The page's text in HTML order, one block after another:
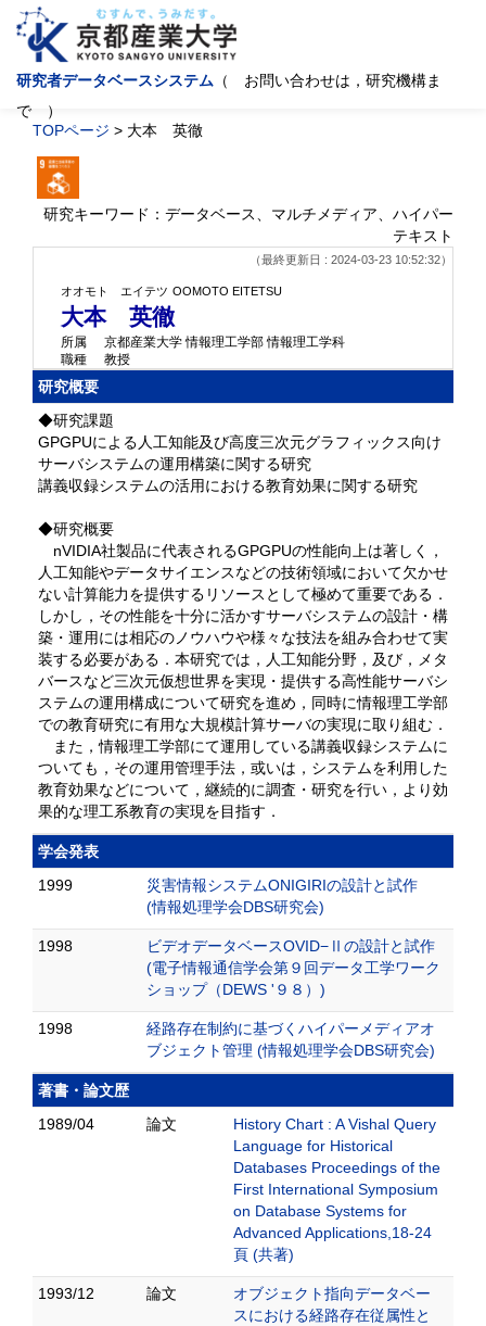
研究者データベースシステム （ お問い合わせは，研究機構ま
で ）
TOPページ > 大本 英徹
研究キーワード：データベース、マルチメディア、ハイパー
テキスト
（最終更新日 : 2024-03-23 10:52:32）
オオモト エイテツ OOMOTO EITETSU
大本 英徹
所属
京都産業大学 情報理工学部 情報理工学科
職種
教授
研究概要
◆研究課題
GPGPUによる人工知能及び高度三次元グラフィックス向け
サーバシステムの運用構築に関する研究
講義収録システムの活用における教育効果に関する研究
◆研究概要
nVIDIA社製品に代表されるGPGPUの性能向上は著しく，
人工知能やデータサイエンスなどの技術領域において欠かせ
ない計算能力を提供するリソースとして極めて重要である．
しかし，その性能を十分に活かすサーバシステムの設計・構
築・運用には相応のノウハウや様々な技法を組み合わせて実
装する必要がある．本研究では，人工知能分野，及び，メタ
バースなど三次元仮想世界を実現・提供する高性能サーバシ
ステムの運用構成について研究を進め，同時に情報理工学部
での教育研究に有用な大規模計算サーバの実現に取り組む．
また，情報理工学部にて運用している講義収録システムに
ついても，その運用管理手法，或いは，システムを利用した
教育効果などについて，継続的に調査・研究を行い，より効
果的な理工系教育の実現を目指す．
学会発表
1999
災害情報システムONIGIRIの設計と試作
(情報処理学会DBS研究会)
1998
ビデオデータベースOVID−Ⅱの設計と試作
(電子情報通信学会第９回データ工学ワーク
ショップ（DEWS '９８）)
1998
経路存在制約に基づくハイパーメディアオ
ブジェクト管理 (情報処理学会DBS研究会)
著書・論文歴
1989/04
論文
History Chart : A Vishal Query
Language for Historical
Databases Proceedings of the
First International Symposium
on Database Systems for
Advanced Applications,18-24
頁 (共著)
1993/12 論文
オブジェクト指向データベー
スにおける経路存在従属性と